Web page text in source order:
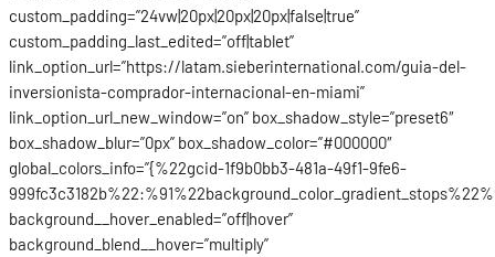
custom_padding=”24vw|20px|20px|20px|false|true”
custom_padding_last_edited=”off|tablet”
link_option_url=”https://latam.sieberinternational.com/guia-del-
inversionista-comprador-internacional-en-miami”
link_option_url_new_window=”on” box_shadow_style=”preset6″
box_shadow_blur=”0px” box_shadow_color=”#000000″
global_colors_info=”{%22gcid-1f9b0bb3-481a-49f1-9fe6-
background__hover_enabled=”off|hover”
background_blend__hover=”multiply”